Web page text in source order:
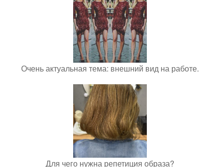
Очень актуальная тема: внешний вид на работе.
Для чего нужна репетиция образа?